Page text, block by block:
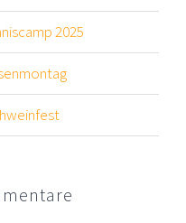
2025